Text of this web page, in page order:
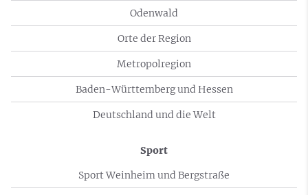
Odenwald
Orte der Region
Metropolregion
Baden-Württemberg und Hessen
Deutschland und die Welt
Sport
Sport Weinheim und Bergstraße